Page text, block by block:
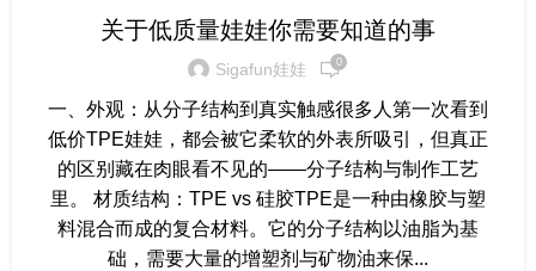
关于低质量娃娃你需要知道的事
Sigafun娃娃 0
一、外观：从分子结构到真实触感很多人第一次看到
低价TPE娃娃，都会被它柔软的外表所吸引，但真正
的区别藏在肉眼看不见的——分子结构与制作工艺
里。 材质结构：TPE vs 硅胶TPE是一种由橡胶与塑
料混合而成的复合材料。它的分子结构以油脂为基
础，需要大量的增塑剂与矿物油来保...